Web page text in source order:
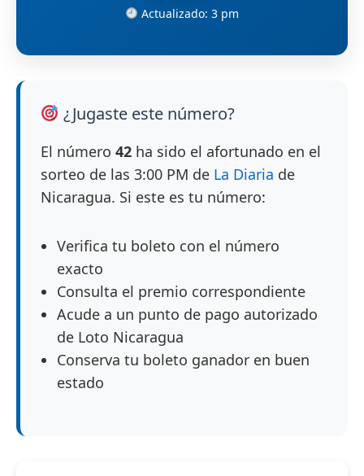
Actualizado: 3 pm
¿Jugaste este número?
El número 42 ha sido el afortunado en el
sorteo de las 3:00 PM de La Diaria de
Nicaragua. Si este es tu número:
Verifica tu boleto con el número
exacto
Consulta el premio correspondiente
Acude a un punto de pago autorizado
de Loto Nicaragua
Conserva tu boleto ganador en buen
estado